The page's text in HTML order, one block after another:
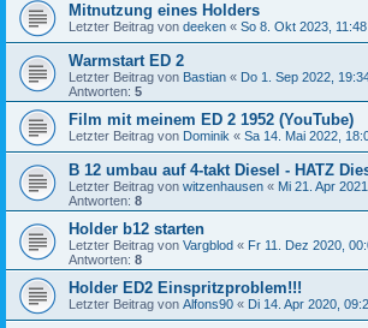
Mitnutzung eines Holders
Letzter Beitrag von deeken « So 8. Okt 2023, 11:48
Warmstart ED 2
Letzter Beitrag von Bastian « Do 1. Sep 2022,
Antworten: 5
Film mit meinem ED 2 1952 (YouTube)
Letzter Beitrag von Dominik « Sa 14. Mai 2022,
B 12 umbau auf 4-takt Diesel - HATZ
Letzter Beitrag von witzenhausen « Mi 21. Apr
Antworten: 8
Holder b12 starten
Letzter Beitrag von Vargblod « Fr 11. Dez 2020,
Antworten: 8
Holder ED2 Einspritzproblem!!!
Letzter Beitrag von Alfons90 « Di 14. Apr 2020,